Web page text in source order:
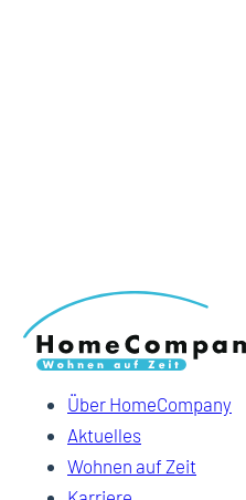
Über HomeCompany
Aktuelles
Wohnen auf Zeit